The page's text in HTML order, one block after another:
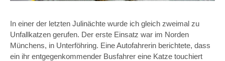
In einer der letzten Julinächte wurde ich gleich zweimal zu
Unfallkatzen gerufen. Der erste Einsatz war im Norden
Münchens, in Unterföhring. Eine Autofahrerin berichtete, dass
ein ihr entgegenkommender Busfahrer eine Katze touchiert